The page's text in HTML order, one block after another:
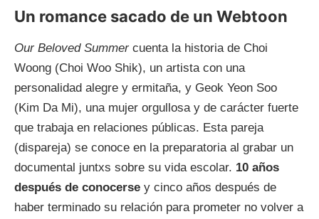
Un romance sacado de un Webtoon
Our Beloved Summercuenta la historia de Choi
Woong (Choi Woo Shik), un artista con una
personalidad alegre y ermitaña, y Geok Yeon Soo
(Kim Da Mi), una mujer orgullosa y de carácter fuerte
que trabaja en relaciones públicas. Esta pareja
(dispareja) se conoce en la preparatoria al grabar un
documental juntxs sobre su vida escolar. 10 años
después de conocerse y cinco años después de
haber terminado su relación para prometer no volver a